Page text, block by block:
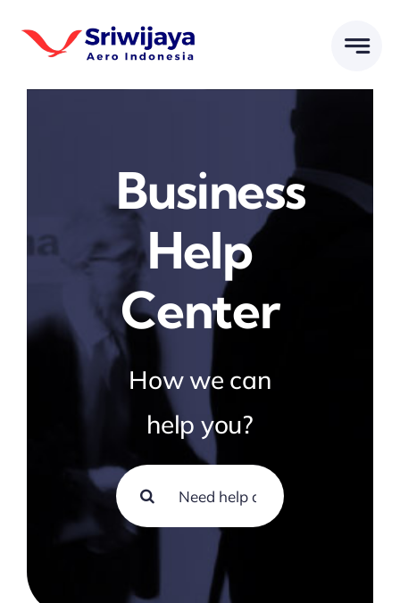
Business
Help
Center
How we can
help you?
Search
for: